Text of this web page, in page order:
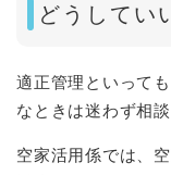
どうしてい
適正管理といって
なときは迷わず相談
空家活用係では、